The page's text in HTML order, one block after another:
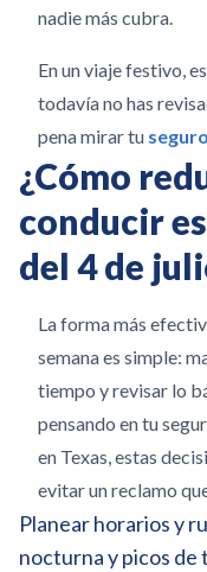
nadie más cubra.
En un viaje festivo,
todavía no has
pena mirar tu
¿Cómo
conducir
del 4 de
La forma más
semana es simple:
tiempo y revisar lo
pensando en tu
en Texas, estas
evitar un reclamo
Planear horarios y
nocturna y picos de